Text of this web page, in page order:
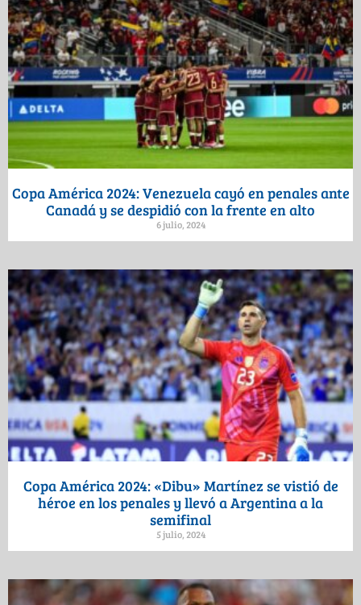
Copa América 2024: Venezuela cayó en penales ante
Canadá y se despidió con la frente en alto
6 julio, 2024
Copa América 2024: «Dibu» Martínez se vistió de
héroe en los penales y llevó a Argentina a la
semifinal
5 julio, 2024